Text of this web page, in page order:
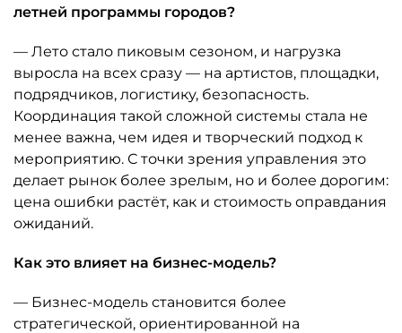
летней программы городов?
— Лето стало пиковым сезоном, и нагрузка
выросла на всех сразу — на артистов, площадки,
подрядчиков, логистику, безопасность.
Координация такой сложной системы стала не
менее важна, чем идея и творческий подход к
мероприятию. С точки зрения управления это
делает рынок более зрелым, но и более дорогим:
цена ошибки растёт, как и стоимость оправдания
ожиданий.
Как это влияет на бизнес-модель?
— Бизнес-модель становится более
стратегической, ориентированной на